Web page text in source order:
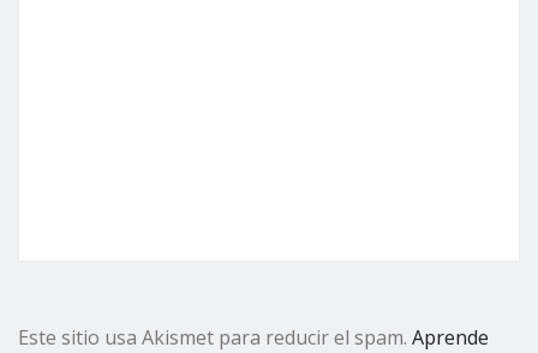
Este sitio usa Akismet para reducir el spam. Aprende